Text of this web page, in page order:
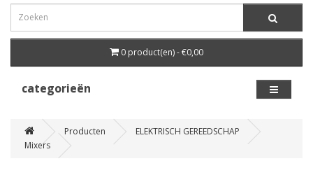
0 product(en) - €0,00
categorieën
Producten
ELEKTRISCH GEREEDSCHAP
Mixers